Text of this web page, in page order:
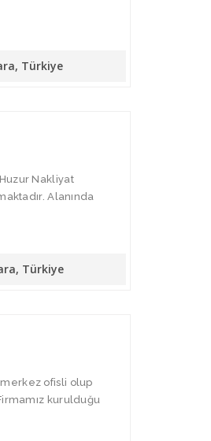
Türkiye
Nakliyat
Alanında
Türkiye
merkez ofisli olup
kurulduğu